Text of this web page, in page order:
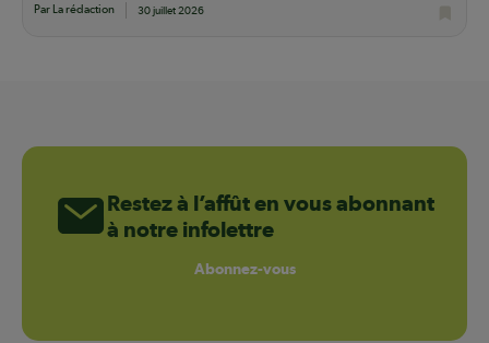
Par La rédaction 30 juillet 2026
Restez à l’affût en vous abonnant
à notre infolettre
Abonnez-vous